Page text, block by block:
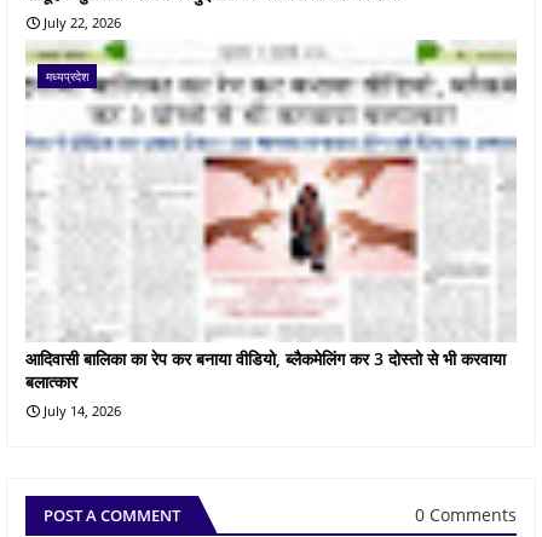
July 22, 2026
मध्यप्रदेश
आदिवासी बालिका का रेप कर बनाया वीडियो, ब्लैकमेलिंग कर 3 दोस्तो से भी करवाया
बलात्कार
July 14, 2026
POST A COMMENT 0 Comments